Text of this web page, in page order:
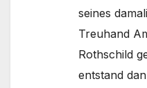
seines
Treuhand
Rothschild
entstand